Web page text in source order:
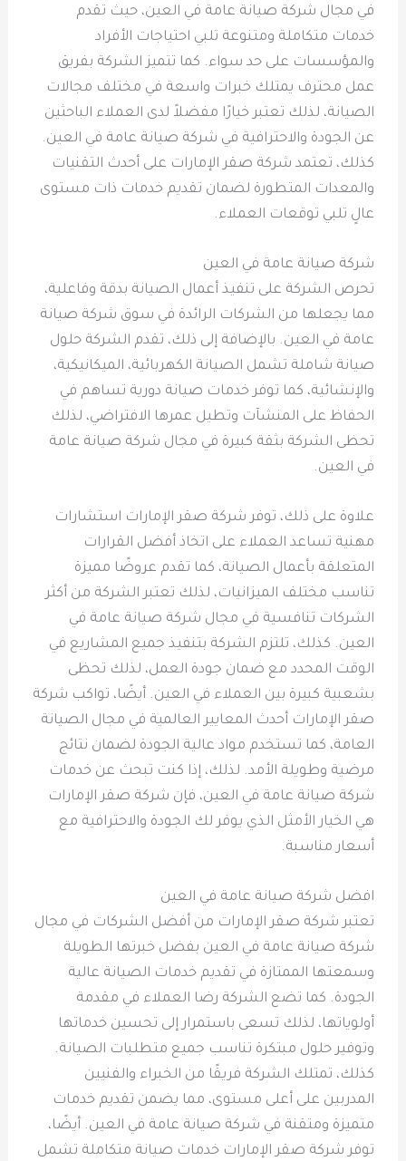
في مجال شركة صيانة عامة في العين، حيث تقدم
خدمات متكاملة ومتنوعة تلبي احتياجات الأفراد
والمؤسسات على حد سواء. كما تتميز الشركة بفريق
عمل محترف يمتلك خبرات واسعة في مختلف مجالات
الصيانة، لذلك تعتبر خيارًا مفضلاً لدى العملاء الباحثين
عن الجودة والاحترافية في شركة صيانة عامة في العين.
كذلك، تعتمد شركة صقر الإمارات على أحدث التقنيات
والمعدات المتطورة لضمان تقديم خدمات ذات مستوى
عالٍ تلبي توقعات العملاء.
شركة صيانة عامة في العين
تحرص الشركة على تنفيذ أعمال الصيانة بدقة وفاعلية،
مما يجعلها من الشركات الرائدة في سوق شركة صيانة
عامة في العين. بالإضافة إلى ذلك، تقدم الشركة حلول
صيانة شاملة تشمل الصيانة الكهربائية، الميكانيكية،
والإنشائية، كما توفر خدمات صيانة دورية تساهم في
الحفاظ على المنشآت وتطيل عمرها الافتراضي، لذلك
تحظى الشركة بثقة كبيرة في مجال شركة صيانة عامة
في العين.
علاوة على ذلك، توفر شركة صقر الإمارات استشارات
مهنية تساعد العملاء على اتخاذ أفضل القرارات
المتعلقة بأعمال الصيانة، كما تقدم عروضًا مميزة
تناسب مختلف الميزانيات، لذلك تعتبر الشركة من أكثر
الشركات تنافسية في مجال شركة صيانة عامة في
العين. كذلك، تلتزم الشركة بتنفيذ جميع المشاريع في
الوقت المحدد مع ضمان جودة العمل، لذلك تحظى
بشعبية كبيرة بين العملاء في العين. أيضًا، تواكب شركة
صقر الإمارات أحدث المعايير العالمية في مجال الصيانة
العامة، كما تستخدم مواد عالية الجودة لضمان نتائج
مرضية وطويلة الأمد. لذلك، إذا كنت تبحث عن خدمات
شركة صيانة عامة في العين، فإن شركة صقر الإمارات
هي الخيار الأمثل الذي يوفر لك الجودة والاحترافية مع
أسعار مناسبة.
افضل شركة صيانة عامة في العين
تعتبر شركة صقر الإمارات من أفضل الشركات في مجال
شركة صيانة عامة في العين بفضل خبرتها الطويلة
وسمعتها الممتازة في تقديم خدمات الصيانة عالية
الجودة. كما تضع الشركة رضا العملاء في مقدمة
أولوياتها، لذلك تسعى باستمرار إلى تحسين خدماتها
وتوفير حلول مبتكرة تناسب جميع متطلبات الصيانة.
كذلك، تمتلك الشركة فريقًا من الخبراء والفنيين
المدربين على أعلى مستوى، مما يضمن تقديم خدمات
متميزة ومتقنة في شركة صيانة عامة في العين. أيضًا،
توفر شركة صقر الإمارات خدمات صيانة متكاملة تشمل